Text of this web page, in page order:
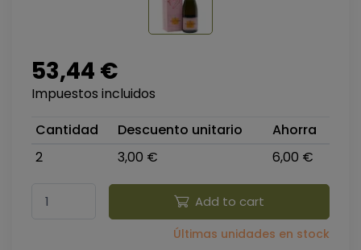
53,44 €
Impuestos incluidos
Cantidad
Descuento unitario
Ahorra
2
3,00 € 6,00 €
Add to cart
Últimas unidades en stock